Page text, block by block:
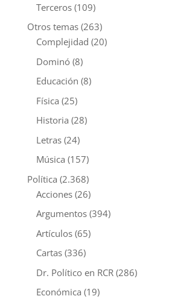
Terceros(109)
Otros temas(263)
Complejidad (20)
Dominó(8)
Educación (8)
Física (25)
Historia (28)
Letras(24)
Música (157)
Política (2.368)
Acciones(26)
Argumentos(394)
Artículos(65)
Cartas(336)
Dr. Político en RCR(286)
Económica (19)